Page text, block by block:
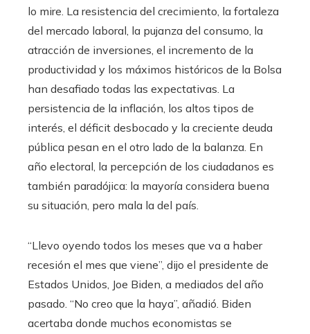
lo mire. La resistencia del crecimiento, la fortaleza
del mercado laboral, la pujanza del consumo, la
atracción de inversiones, el incremento de la
productividad y los máximos históricos de la Bolsa
han desafiado todas las expectativas. La
persistencia de la inflación, los altos tipos de
interés, el déficit desbocado y la creciente deuda
pública pesan en el otro lado de la balanza. En
año electoral, la percepción de los ciudadanos es
también paradójica: la mayoría considera buena
su situación, pero mala la del país.
“Llevo oyendo todos los meses que va a haber
recesión el mes que viene”, dijo el presidente de
Estados Unidos, Joe Biden, a mediados del año
pasado. “No creo que la haya”, añadió. Biden
acertaba donde muchos economistas se